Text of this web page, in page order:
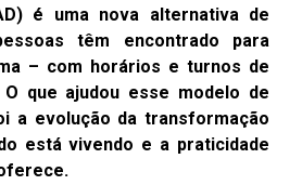
é uma nova alternativa de
têm encontrado para
– com horários e turnos de
O que ajudou esse modelo de
a evolução da transformação
está vivendo e a praticidade